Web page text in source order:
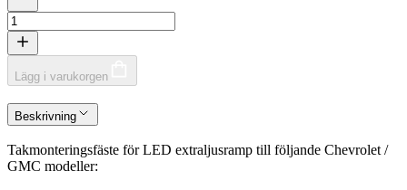
Lägg i varukorgen
Beskrivning
Takmonteringsfäste för LED extraljusramp till följande Chevrolet /
GMC modeller: